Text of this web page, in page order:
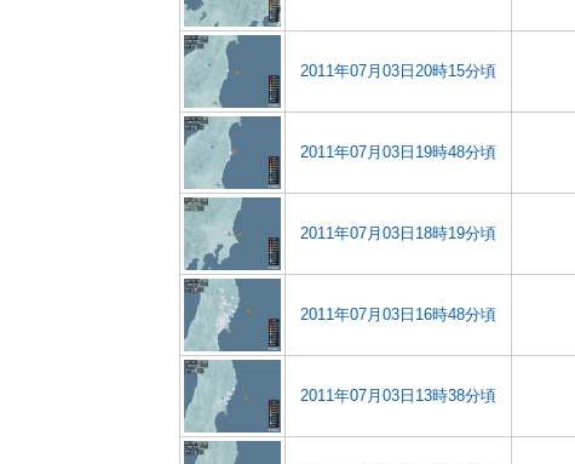
2011年07月03日20時15分頃
2011年07月03日19時48分頃
2011年07月03日18時19分頃
2011年07月03日16時48分頃
2011年07月03日13時38分頃